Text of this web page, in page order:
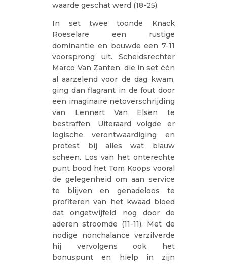
waarde geschat werd (18-25).
In set twee toonde Knack
Roeselare een rustige
dominantie en bouwde een 7-11
voorsprong uit. Scheidsrechter
Marco Van Zanten, die in set één
al aarzelend voor de dag kwam,
ging dan flagrant in de fout door
een imaginaire netoverschrijding
van Lennert Van Elsen te
bestraffen. Uiteraard volgde er
logische verontwaardiging en
protest bij alles wat blauw
scheen. Los van het onterechte
punt bood het Tom Koops vooral
de gelegenheid om aan service
te blijven en genadeloos te
profiteren van het kwaad bloed
dat ongetwijfeld nog door de
aderen stroomde (11-11). Met de
nodige nonchalance verzilverde
hij vervolgens ook het
bonuspunt en hielp in zijn